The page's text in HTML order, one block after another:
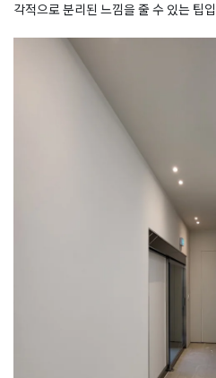
각적으로 분리된 느낌을 줄 수 있는 팁